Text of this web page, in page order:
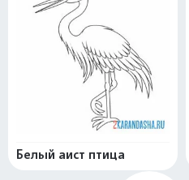
Белый аист птица